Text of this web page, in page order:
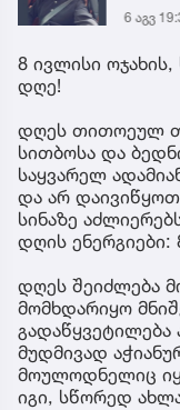
უახლესი
6 აგვ
8 ივლისი
დღე!
დღეს თითოეულ
სითბოსა და
საყვარელ
და არ
სინაზე
დღის ენერგიები:
დღეს შეიძლება
მომხდარიყო
მუდმივად
მოულოდნელიც
იგი, სწორედ